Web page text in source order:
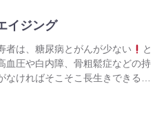
イジング
者は、糖尿病とがんが少ない
と
血圧や白内障、骨粗鬆症などの持
なければそこそこ長生きできると